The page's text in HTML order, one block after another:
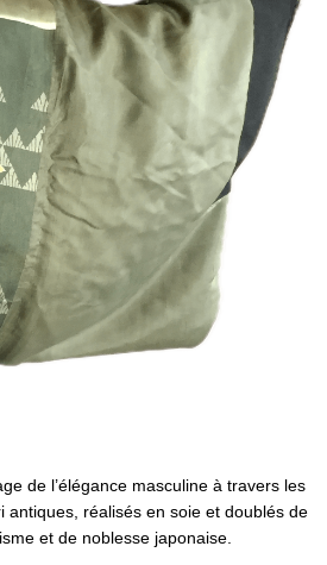
de l’élégance masculine à travers les
réalisés en soie et doublés de
et de noblesse japonaise.